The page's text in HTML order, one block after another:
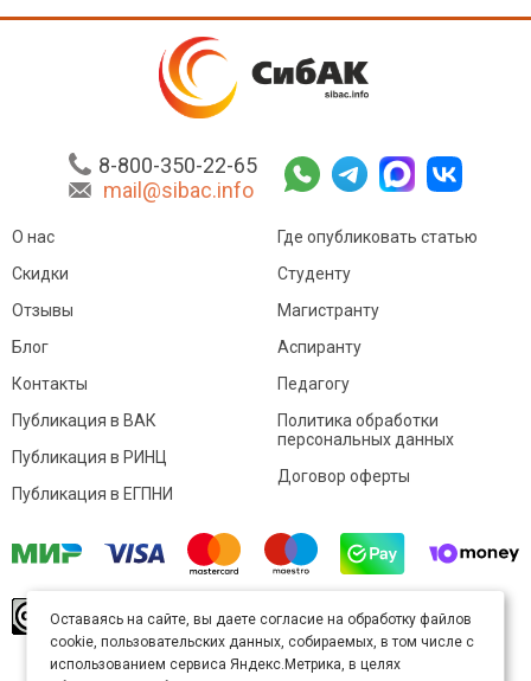
8-800-350-22-65
mail@sibac.info
О нас
Скидки
Отзывы
Блог
Контакты
Где опубликовать статью
Студенту
Магистранту
Аспиранту
Педагогу
Публикация в ВАК
Публикация в РИНЦ
Публикация в ЕГПНИ
Политика обработки
персональных данных
Договор оферты
произведение доступно полицензии Creative
Commons «Attribution» («Атрибуция») 4.0
Непортированная.
Оставаясь на сайте, вы даете согласие на обработку файлов
cookie, пользовательских данных, собираемых, в том числе с
использованием сервиса Яндекс.Метрика, в целях